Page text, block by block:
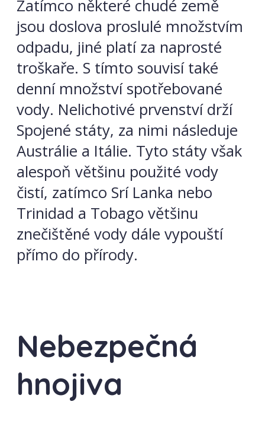
Zatímco některé chudé země
jsou doslova proslulé množstvím
odpadu, jiné platí za naprosté
troškaře. S tímto souvisí také
denní množství spotřebované
vody. Nelichotivé prvenství drží
Spojené státy, za nimi následuje
Austrálie a Itálie. Tyto státy však
alespoň většinu použité vody
čistí, zatímco Srí Lanka nebo
Trinidad a Tobago většinu
znečištěné vody dále vypouští
přímo do přírody.
Nebezpečná
hnojiva